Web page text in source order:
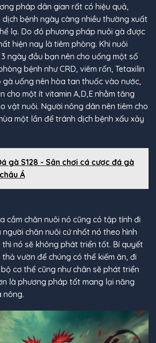
pháp dân gian rất có hiệu quả,
bệnh ngày càng nhiều thường xuất
lạ. Do đó phương pháp nuôi gà được
hiện nay là tiêm phòng. Khi nuôi
ngày đầu bạn nên cho uống một số
bệnh như CRD, viêm rốn, Tetaxilin
gà uống nên hòa tan thuốc vào nước,
cho một ít vitamin A,D,E nhằm tăng
vật nuôi. Người nông dân nên tiêm cho
một lần để tránh dịch bệnh xấu xảy
gà S128 - Sân chơi cá cược đá gà
Á
cầm chăn nuôi nó cũng có tập tính đi
người chăn nuôi cứ nhốt nó theo hình
nó sẽ không phát triển tốt. Bí quyết
vườn để chúng có thể kiếm ăn, đi
cơ thể cũng như chân sẽ phát triển
là phương pháp tốt mang lại năng
nông.